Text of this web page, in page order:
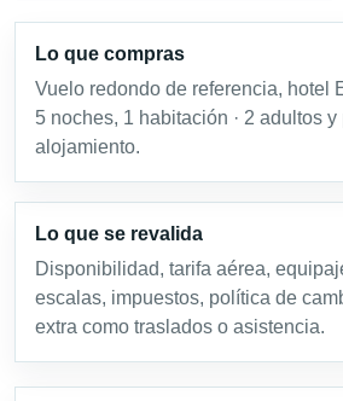
Lo que compras
Vuelo redondo de referencia, hotel
5 noches, 1 habitación · 2 adultos
alojamiento.
Lo que se revalida
Disponibilidad, tarifa aérea,
escalas, impuestos, política de
extra como traslados o asistencia.